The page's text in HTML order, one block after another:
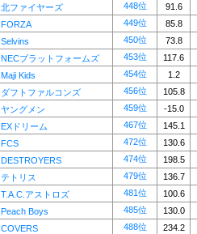
北ファイヤーズ 448位
91.6
FORZA 449位
85.8
Selvins 450位
73.8
NECプラットフォームズ 453位
117.6
Maji Kids 454位
1.2
ダフトファルコンズ 456位
105.8
ヤングメン 459位
-15.0
EXドリーム 467位
145.1
FCS 472位
130.6
DESTROYERS 474位
198.5
テトリス 479位
136.7
T.A.C.アストロズ 481位
100.6
Peach Boys 485位
130.0
COVERS 488位
234.2